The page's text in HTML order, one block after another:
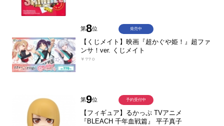
第8位
【くじメイト】映画『超かぐや姫！』超ファ
ンサ！ver. くじメイト
￥770
発売中
第9位
【フィギュア】るかっぷ TVアニメ
『BLEACH 千年血戦篇』 平子真子
予約受付中